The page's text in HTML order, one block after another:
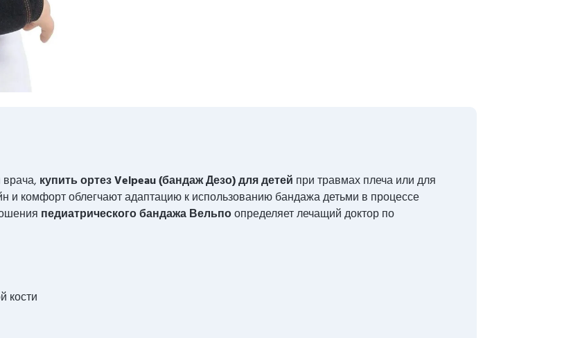
купить ортез Velpeau (бандаж Дезо) для детей при травмах плеча или для
и комфорт облегчают адаптацию к использованию бандажа детьми в процессе
педиатрического бандажа Вельпоопределяет лечащий доктор по
кости